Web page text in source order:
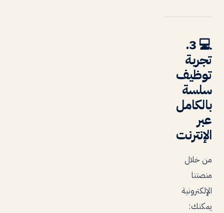
💻
3.
تجربة
توظيف
سلسة
بالكامل
عبر
الإنترنت
من خلال
منصتنا
الإلكترونية
يمكنك: